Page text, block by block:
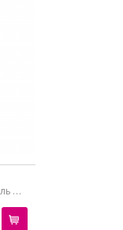
...